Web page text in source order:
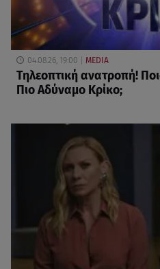
04.08.26, 19:00 MEDIA
Τηλεοπτική ανατροπή!
Πιο Αδύναμο Κρίκο;